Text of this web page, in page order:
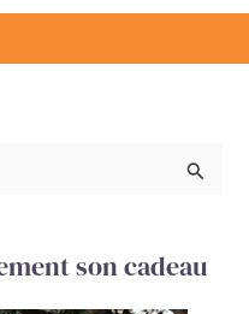
son cadeau